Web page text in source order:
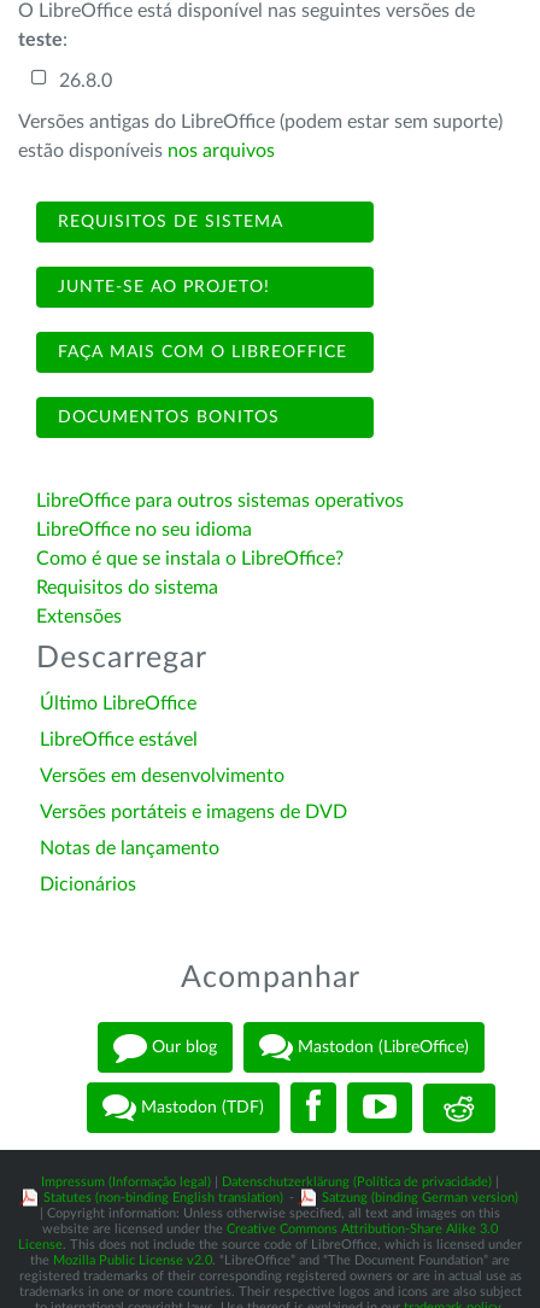
O LibreOffice está disponível nas seguintes versões de
teste:
26.8.0
Versões antigas do LibreOffice (podem estar sem suporte)
estão disponíveis nos arquivos
REQUISITOS DE SISTEMA
JUNTE-SE AO PROJETO!
FAÇA MAIS COM O LIBREOFFICE
DOCUMENTOS BONITOS
LibreOffice para outros sistemas operativos
LibreOffice no seu idioma
Como é que se instala o LibreOffice?
Requisitos do sistema
Extensões
Descarregar
Último LibreOffice
LibreOffice estável
Versões em desenvolvimento
Versões portáteis e imagens de DVD
Notas de lançamento
Dicionários
Acompanhar
Our blog Mastodon (LibreOffice)
Mastodon (TDF)
Impressum (Informação legal) Datenschutzerklärung (Política de privacidade)
Statutes (non-binding English translation) -
Satzung (binding German version)
| Copyright information: Unless otherwise specified, all text and images on this
website are licensed under the Creative Commons Attribution-Share Alike 3.0
License . This does not include the source code of LibreOffice, which is licensed under
the Mozilla Public License v2.0 . “LibreOffice” and “The Document Foundation” are
registered trademarks of their corresponding registered owners or are in actual use as
trademarks in one or more countries. Their respective logos and icons are also subject